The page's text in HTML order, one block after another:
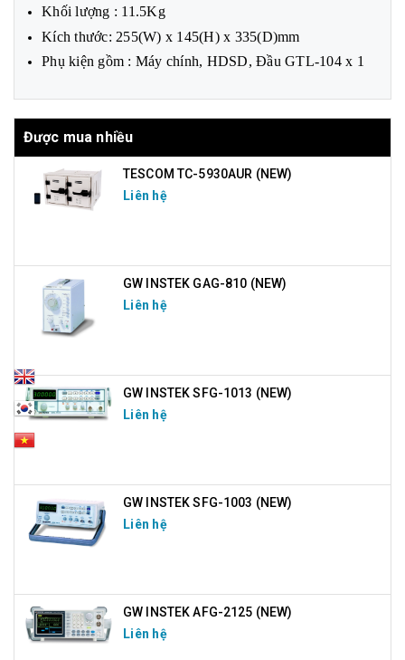
Khối lượng : 11.5Kg
Kích thước: 255(W) x 145(H) x 335(D)mm
Phụ kiện gồm : Máy chính, HDSD, Đầu GTL-104 x 1
Được mua nhiều
TESCOM TC-5930AUR (NEW)
Liên hệ
GW INSTEK GAG-810 (NEW)
Liên hệ
GW INSTEK SFG-1013 (NEW)
Liên hệ
GW INSTEK SFG-1003 (NEW)
Liên hệ
GW INSTEK AFG-2125 (NEW)
Liên hệ